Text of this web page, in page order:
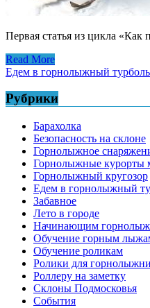
Первая статья из цикла «Как
Read More
Едем в горнолыжный тур
Рубрики
Барахолка
Безопасность на склоне
Горнолыжное
Горнолыжные курорты
Горнолыжный кругозор
Едем в горнолыжный
Забавное
Лето в городе
Начинающим
Обучение горным
Обучение роликам
Ролики для
Роллеру на заметку
Склоны Подмосковья
События